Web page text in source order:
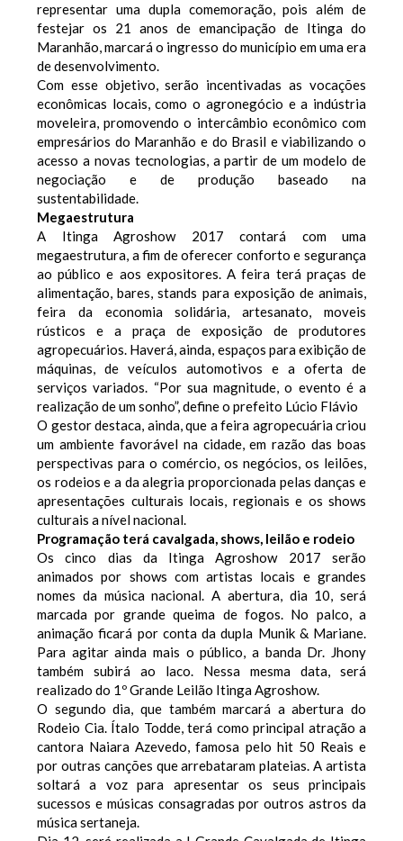
representar uma dupla comemoração, pois além de
festejar os 21 anos de emancipação de Itinga do
Maranhão, marcará o ingresso do município em uma era
de desenvolvimento.
Com esse objetivo, serão incentivadas as vocações
econômicas locais, como o agronegócio e a indústria
moveleira, promovendo o intercâmbio econômico com
empresários do Maranhão e do Brasil e viabilizando o
acesso a novas tecnologias, a partir de um modelo de
negociação e de produção baseado na
sustentabilidade.
Megaestrutura
A Itinga Agroshow 2017 contará com uma
megaestrutura, a fim de oferecer conforto e segurança
ao público e aos expositores. A feira terá praças de
alimentação, bares, stands para exposição de animais,
feira da economia solidária, artesanato, moveis
rústicos e a praça de exposição de produtores
agropecuários. Haverá, ainda, espaços para exibição de
máquinas, de veículos automotivos e a oferta de
serviços variados. “Por sua magnitude, o evento é a
realização de um sonho”, define o prefeito Lúcio Flávio
O gestor destaca, ainda, que a feira agropecuária criou
um ambiente favorável na cidade, em razão das boas
perspectivas para o comércio, os negócios, os leilões,
os rodeios e a da alegria proporcionada pelas danças e
apresentações culturais locais, regionais e os shows
culturais a nível nacional.
Programação terá cavalgada, shows, leilão e rodeio
Os cinco dias da Itinga Agroshow 2017 serão
animados por shows com artistas locais e grandes
nomes da música nacional. A abertura, dia 10, será
marcada por grande queima de fogos. No palco, a
animação ficará por conta da dupla Munik & Mariane.
Para agitar ainda mais o público, a banda Dr. Jhony
também subirá ao laco. Nessa mesma data, será
realizado do 1º Grande Leilão Itinga Agroshow.
O segundo dia, que também marcará a abertura do
Rodeio Cia. Ítalo Todde, terá como principal atração a
cantora Naiara Azevedo, famosa pelo hit 50 Reais e
por outras canções que arrebataram plateias. A artista
soltará a voz para apresentar os seus principais
sucessos e músicas consagradas por outros astros da
música sertaneja.